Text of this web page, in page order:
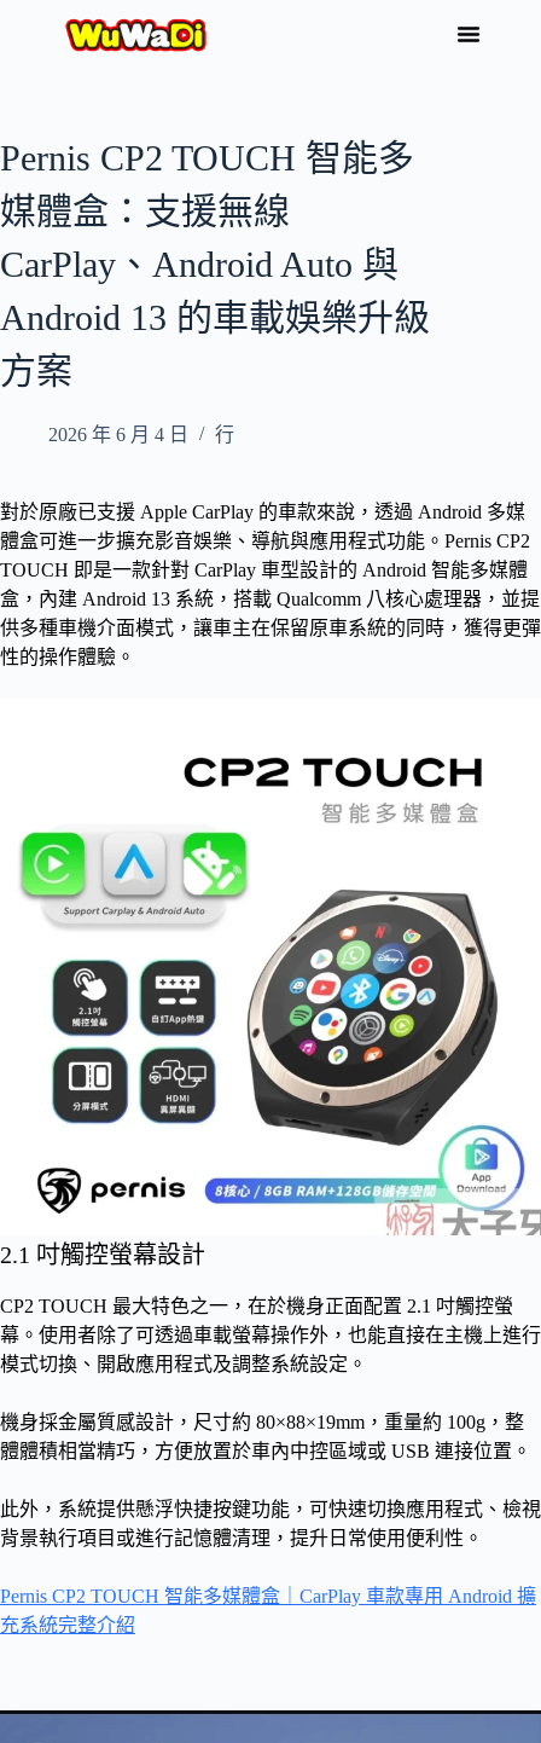
Pernis CP2 TOUCH 智能多
媒體盒：支援無線
CarPlay、Android Auto 與
Android 13 的車載娛樂升級
方案
2026 年 6 月 4 日 行
對於原廠已支援 Apple CarPlay 的車款來說，透過 Android 多媒
體盒可進一步擴充影音娛樂、導航與應用程式功能。Pernis CP2
TOUCH 即是一款針對 CarPlay 車型設計的 Android 智能多媒體
盒，內建 Android 13 系統，搭載 Qualcomm 八核心處理器，並提
供多種車機介面模式，讓車主在保留原車系統的同時，獲得更彈
性的操作體驗。
2.1 吋觸控螢幕設計
CP2 TOUCH 最大特色之一，在於機身正面配置 2.1 吋觸控螢
幕。使用者除了可透過車載螢幕操作外，也能直接在主機上進行
模式切換、開啟應用程式及調整系統設定。
機身採金屬質感設計，尺寸約 80×88×19mm，重量約 100g，整
體體積相當精巧，方便放置於車內中控區域或 USB 連接位置。
此外，系統提供懸浮快捷按鍵功能，可快速切換應用程式、檢視
背景執行項目或進行記憶體清理，提升日常使用便利性。
Pernis CP2 TOUCH 智能多媒體盒｜CarPlay 車款專用 Android 擴
充系統完整介紹